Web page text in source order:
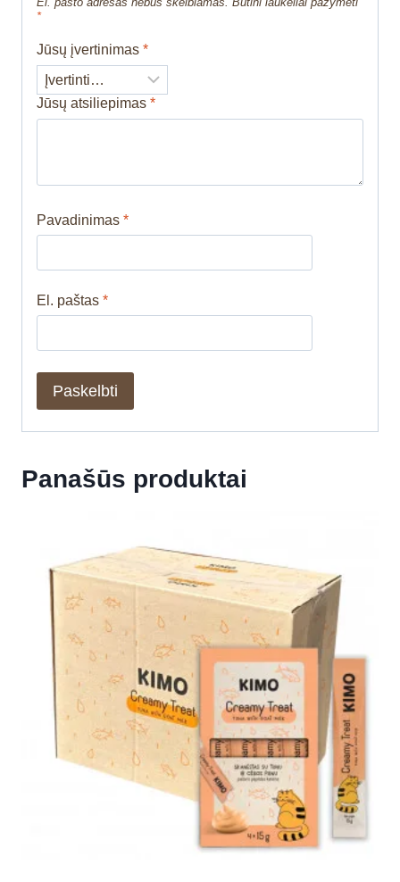
*
Jūsų įvertinimas *
Jūsų atsiliepimas *
Pavadinimas *
El. paštas *
Panašūs produktai